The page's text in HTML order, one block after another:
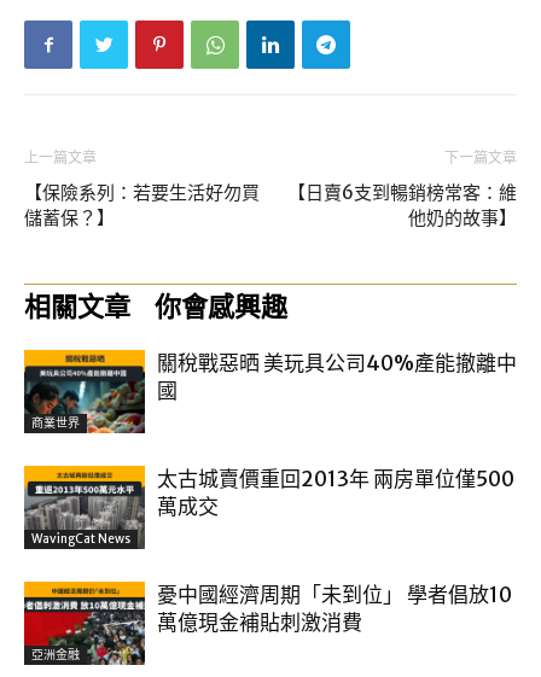
上一篇文章
【保險系列：若要生活好勿買
儲蓄保？】
下一篇文章
【日賣6支到暢銷榜常客：維
他奶的故事】
相關文章 你會感興趣
商業世界
關稅戰惡晒 美玩具公司40%產能撤離中
國
WavingCat News
太古城賣價重回2013年 兩房單位僅500
萬成交
亞洲金融
憂中國經濟周期「未到位」 學者倡放10
萬億現金補貼刺激消費